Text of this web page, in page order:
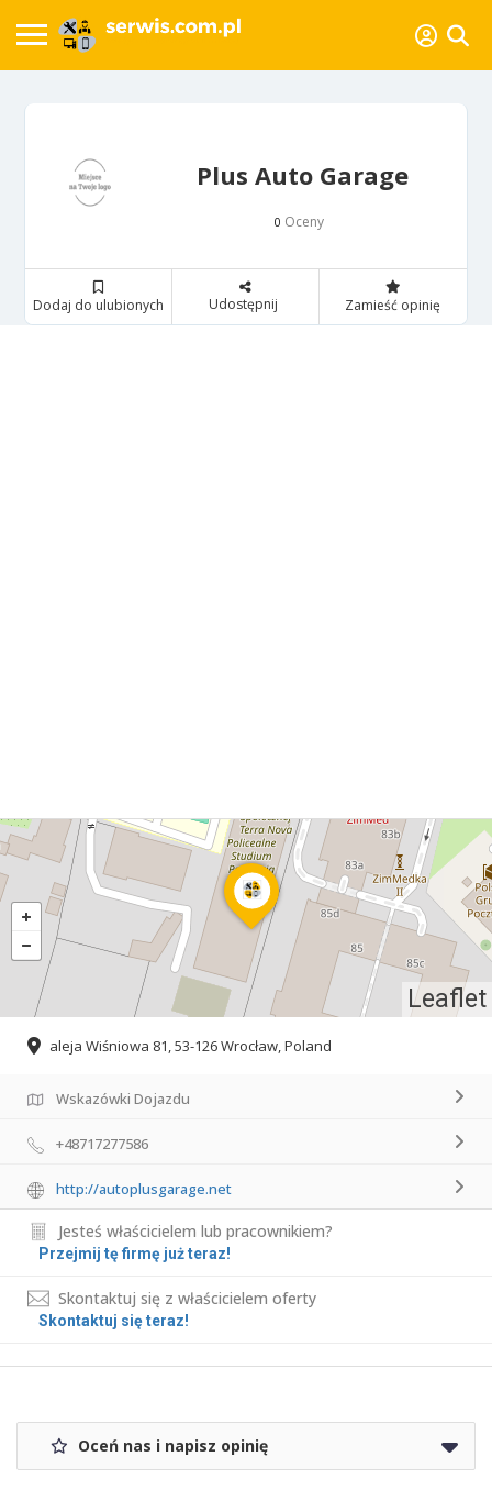
Plus Auto Garage
0 Oceny
Dodaj do ulubionych Udostępnij Zamieść opinię
Leaflet
aleja Wiśniowa 81, 53-126 Wrocław, Poland
Wskazówki Dojazdu
+48717277586
http://autoplusgarage.net
Jesteś właścicielem lub pracownikiem?
Przejmij tę firmę już teraz!
Skontaktuj się z właścicielem oferty
Skontaktuj się teraz!
Oceń nas i napisz opinię